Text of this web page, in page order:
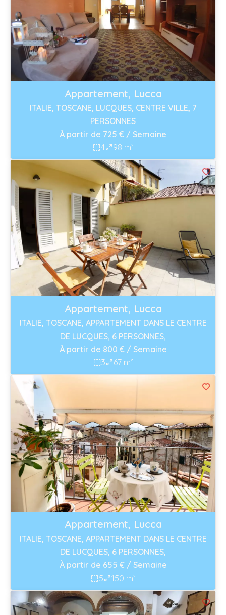
Appartement, Lucca
ITALIE, TOSCANE, LUCQUES, CENTRE VILLE, 7
PERSONNES
À partir de 725 € / Semaine
4
98 m²
Appartement, Lucca
ITALIE, TOSCANE, APPARTEMENT DANS LE CENTRE
DE LUCQUES, 6 PERSONNES,
À partir de 800 € / Semaine
3
67 m²
Appartement, Lucca
ITALIE, TOSCANE, APPARTEMENT DANS LE CENTRE
DE LUCQUES, 6 PERSONNES,
À partir de 655 € / Semaine
5
150 m²